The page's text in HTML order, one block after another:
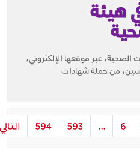
هيئة
عبر موقعها الإلكتروني،
من حمَلة شهادات
6
...
593
594